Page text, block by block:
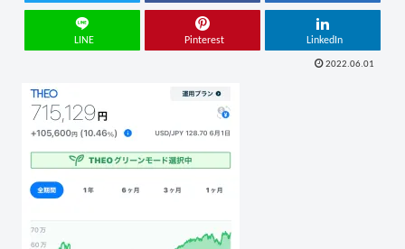
LINE Pinterest LinkedIn
2022.06.01